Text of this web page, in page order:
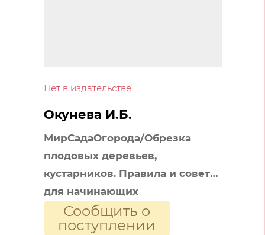
Нет в издательстве
Окунева И.Б.
МирСадаОгорода/Обрезка
плодовых деревьев,
кустарников. Правила и советы
для начинающих
Сообщить о
поступлении